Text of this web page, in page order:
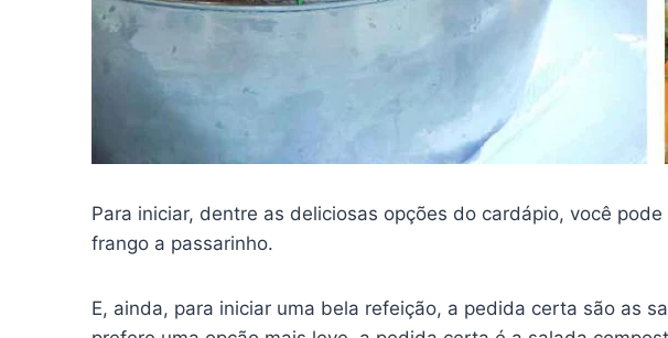
Para iniciar, dentre as deliciosas opções do cardápio, você
frango a passarinho.
E, ainda, para iniciar uma bela refeição, a pedida certa são as